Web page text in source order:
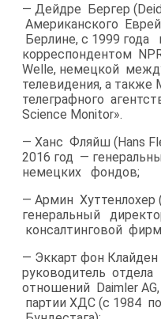
— Дейдре Бергер
Американского
Берлине, с 1999 года
корреспондентом
Welle, немецкой
телевидения, а также
телеграфного
Science Monitor».
— Ханс Фляйш (Hans
2016 год —
немецких фондов;
— Армин Хуттенлохер
генеральный
консалтинговой
— Эккарт фон Клайден
руководитель
отношений Daimler
партии ХДС (с 1984